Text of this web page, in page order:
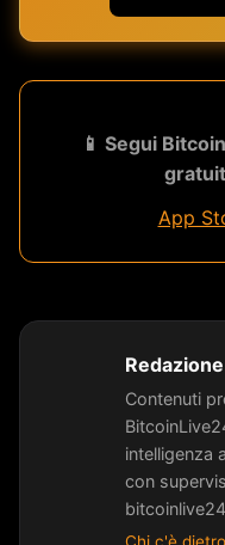
📱 Segui
App
Contenuti
intelligenza
con